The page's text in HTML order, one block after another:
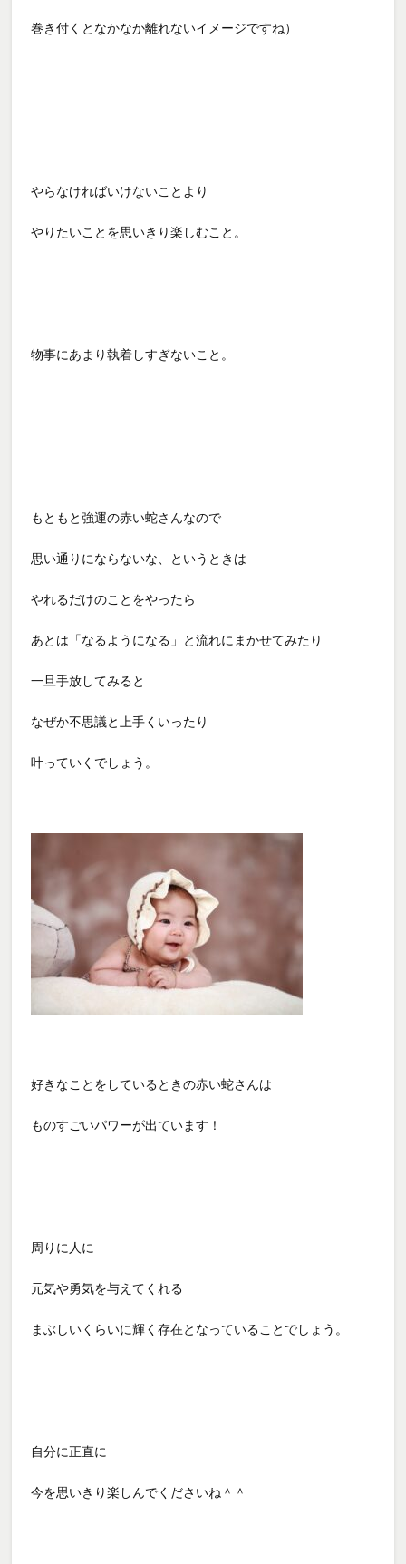
巻き付くとなかなか離れないイメージですね）
やらなければいけないことより
やりたいことを思いきり楽しむこと。
物事にあまり執着しすぎないこと。
もともと強運の赤い蛇さんなので
思い通りにならないな、というときは
やれるだけのことをやったら
あとは「なるようになる」と流れにまかせてみたり
一旦手放してみると
なぜか不思議と上手くいったり
叶っていくでしょう。
好きなことをしているときの赤い蛇さんは
ものすごいパワーが出ています！
周りに人に
元気や勇気を与えてくれる
まぶしいくらいに輝く存在となっていることでしょう。
自分に正直に
今を思いきり楽しんでくださいね＾＾